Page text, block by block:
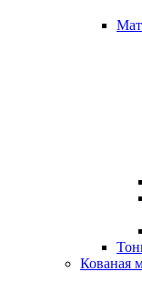
Кованая